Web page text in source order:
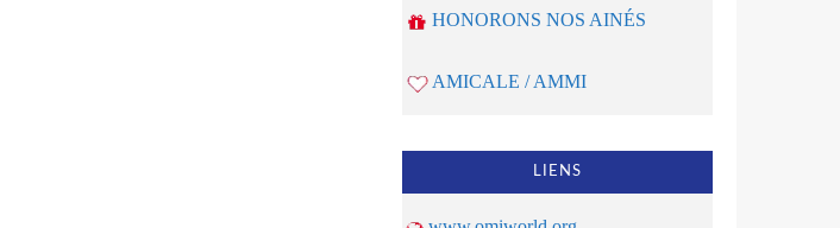
HONORONS NOS AINÉS
AMICALE / AMMI
LIENS